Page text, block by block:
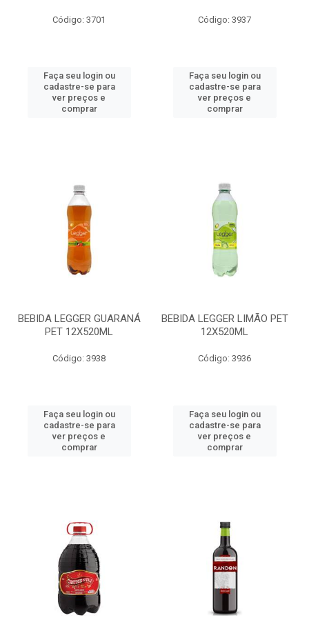
Código: 3701
Faça seu login ou
cadastre-se para
ver preços e
comprar
Código: 3937
Faça seu login ou
cadastre-se para
ver preços e
comprar
BEBIDA LEGGER GUARANÁ
PET 12X520ML
Código: 3938
Faça seu login ou
cadastre-se para
ver preços e
comprar
BEBIDA LEGGER LIMÃO PET
12X520ML
Código: 3936
Faça seu login ou
cadastre-se para
ver preços e
comprar